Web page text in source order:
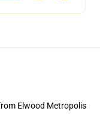
Elwood Metropolis